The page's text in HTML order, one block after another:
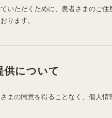
いただくために、患者さまのご
ります。
供について
まの同意を得ることなく、個人情